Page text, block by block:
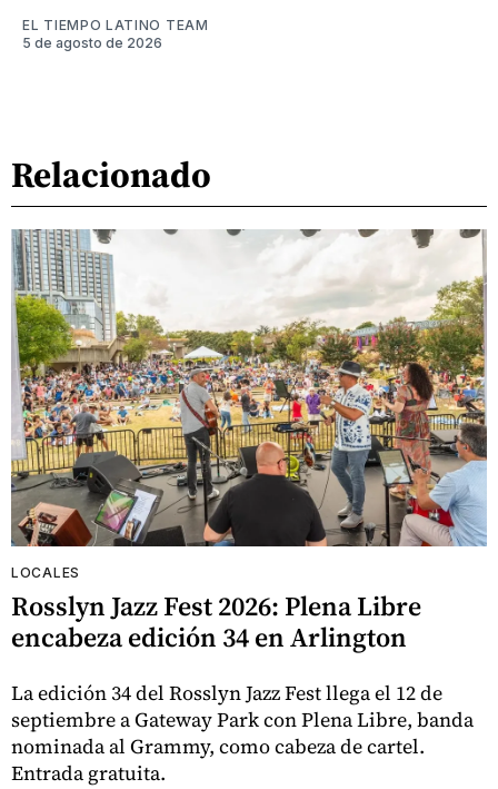
EL TIEMPO LATINO TEAM
5 de agosto de 2026
Relacionado
LOCALES
Rosslyn Jazz Fest 2026: Plena Libre
encabeza edición 34 en Arlington
La edición 34 del Rosslyn Jazz Fest llega el 12 de
septiembre a Gateway Park con Plena Libre, banda
nominada al Grammy, como cabeza de cartel.
Entrada gratuita.